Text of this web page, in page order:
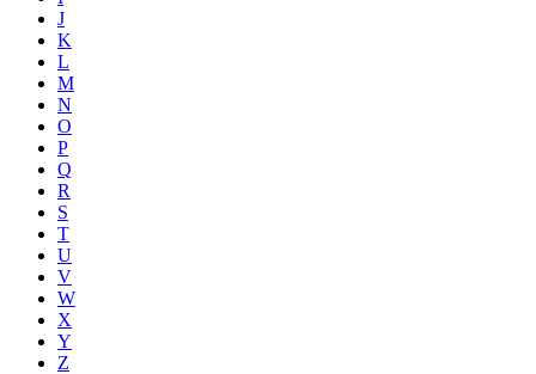
J
K
L
M
N
O
P
Q
R
S
T
U
V
W
X
Y
Z